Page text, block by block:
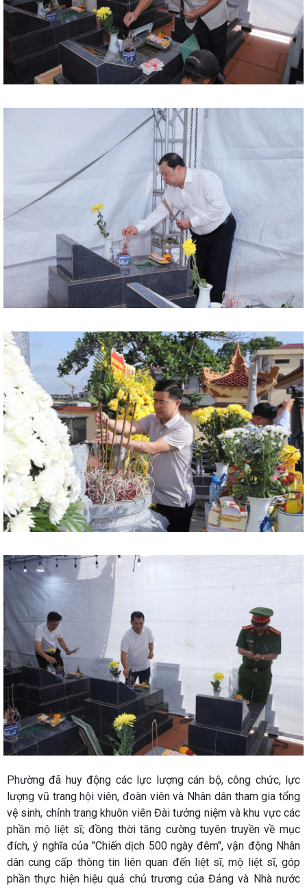
Phường đã huy động các lực lượng cán bộ, công chức, lực
lượng vũ trang hội viên, đoàn viên và Nhân dân tham gia tổng
vệ sinh, chỉnh trang khuôn viên Đài tưởng niệm và khu vực các
phần mộ liệt sĩ; đồng thời tăng cường tuyên truyền về mục
đích, ý nghĩa của "Chiến dịch 500 ngày đêm", vận động Nhân
dân cung cấp thông tin liên quan đến liệt sĩ, mộ liệt sĩ, góp
phần thực hiện hiệu quả chủ trương của Đảng và Nhà nước